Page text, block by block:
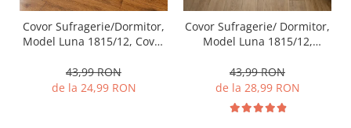
Covor Sufragerie/Dormitor,
Model Luna 1815/12, Covor
43,99 RON
de la 24,99 RON
Covor Sufragerie/ Dormitor,
Model Luna 1815/12,
43,99 RON
de la 28,99 RON